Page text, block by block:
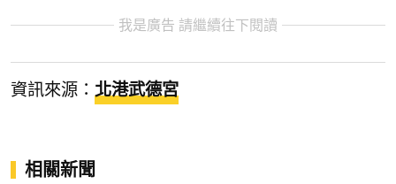
我是廣告 請繼續往下閱讀
資訊來源： 北港武德宮
相關新聞